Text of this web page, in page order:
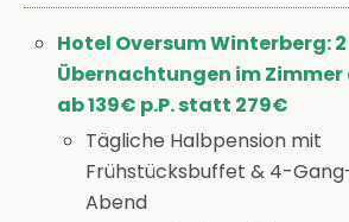
Hotel Oversum Winterberg: 2
Übernachtungen im Zimmer
ab 139€ p.P. statt 279€
Tägliche Halbpension mit
Frühstücksbuffet & 4-
Abend